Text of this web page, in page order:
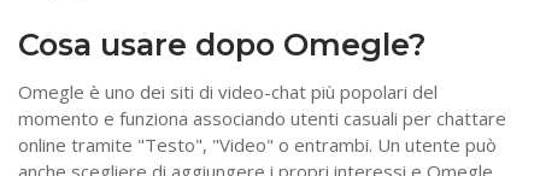
Cosa usare dopo Omegle?
Omegle è uno dei siti di video-chat più popolari del
momento e funziona associando utenti casuali per chattare
online tramite "Testo", "Video" o entrambi. Un utente può